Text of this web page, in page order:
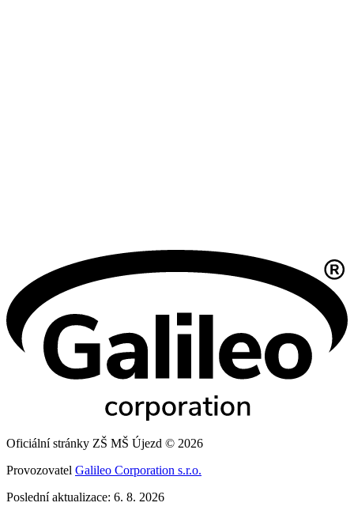
Oficiální stránky ZŠ MŠ Újezd © 2026
Provozovatel Galileo Corporation s.r.o.
Poslední aktualizace: 6. 8. 2026